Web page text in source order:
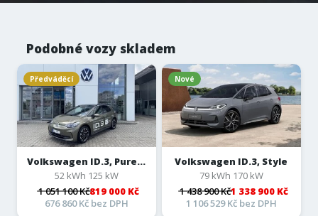
Podobné vozy skladem
Předváděcí
Volkswagen ID.3, Pure...
52 kWh 125 kW
1 051 100 Kč819 000 Kč
676 860 Kč bez DPH
Nové
Volkswagen ID.3, Style
79 kWh 170 kW
1 438 900 Kč1 338 900 Kč
1 106 529 Kč bez DPH